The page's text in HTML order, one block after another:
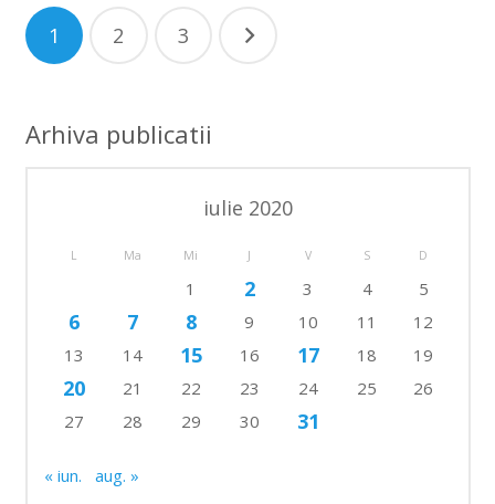
Paginație
articole
1 2 3
Arhiva publicatii
iulie 2020
L Ma Mi J V S D
1 2 3 4 5
6 7 8 9 10 11
12
13
14 15 16 17 18 19
20 21 22 23 24 25
26
27
28 29 30 31
« iun. aug. »